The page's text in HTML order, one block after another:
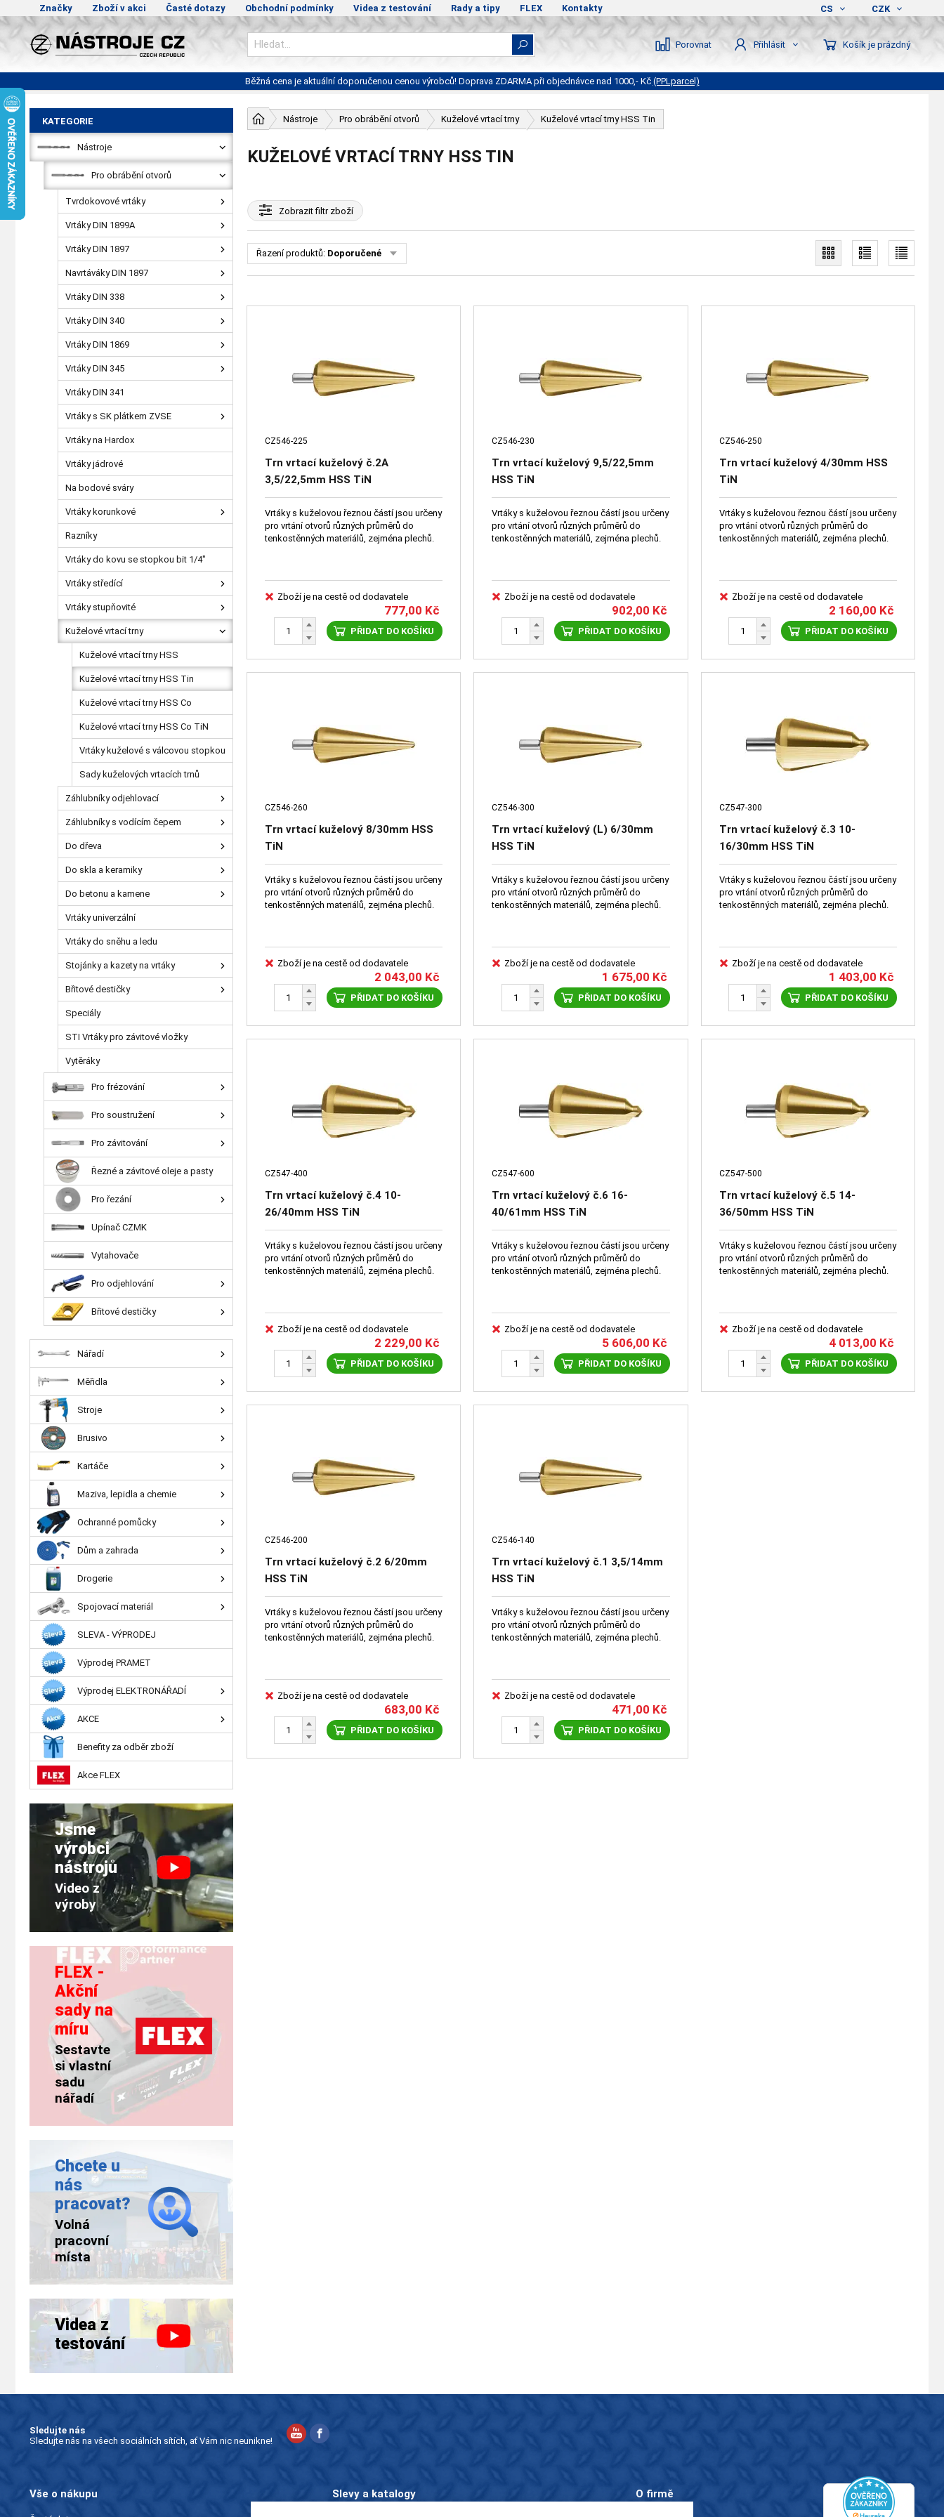
Značky Zboží v akci Časté dotazy Obchodní podmínky Videa z testování Rady a tipy FLEX Kontakty CS CZK
Porovnat Přihlásit Košík je prázdný
Běžná cena je aktuální doporučenou cenou výrobců! Doprava ZDARMA při objednávce nad 1000,- Kč (PPLparcel)
Nástroje Pro obrábění otvorů Kuželové vrtací trny Kuželové vrtací trny HSS Tin
KUŽELOVÉ VRTACÍ TRNY HSS TIN
Zobrazitfiltr zboží
Řazení produktů: Doporučené
CZ546-225
Trn vrtací kuželový č.2A
3,5/22,5mm HSS TiN
Vrtáky s kuželovou řeznou částí jsou určeny
pro vrtání otvorů různých průměrů do
tenkostěnných materiálů, zejména plechů.
Zboží je na cestě od dodavatele
777,00 Kč
PŘIDAT DO KOŠÍKU
CZ546-230
Trn vrtací kuželový 9,5/22,5mm
HSS TiN
Vrtáky s kuželovou řeznou částí jsou určeny
pro vrtání otvorů různých průměrů do
tenkostěnných materiálů, zejména plechů.
Zboží je na cestě od dodavatele
902,00 Kč
PŘIDAT DO KOŠÍKU
CZ546-250
Trn vrtací kuželový 4/30mm HSS
TiN
Vrtáky s kuželovou řeznou částí jsou určeny
pro vrtání otvorů různých průměrů do
tenkostěnných materiálů, zejména plechů.
Zboží je na cestě od dodavatele
2 160,00 Kč
PŘIDAT DO KOŠÍKU
CZ546-260
Trn vrtací kuželový 8/30mm HSS
TiN
Vrtáky s kuželovou řeznou částí jsou určeny
pro vrtání otvorů různých průměrů do
tenkostěnných materiálů, zejména plechů.
Zboží je na cestě od dodavatele
2 043,00 Kč
PŘIDAT DO KOŠÍKU
CZ546-300
Trn vrtací kuželový (L) 6/30mm
HSS TiN
Vrtáky s kuželovou řeznou částí jsou určeny
pro vrtání otvorů různých průměrů do
tenkostěnných materiálů, zejména plechů.
Zboží je na cestě od dodavatele
1 675,00 Kč
PŘIDAT DO KOŠÍKU
CZ547-300
Trn vrtací kuželový č.3 10-
16/30mm HSS TiN
Vrtáky s kuželovou řeznou částí jsou určeny
pro vrtání otvorů různých průměrů do
tenkostěnných materiálů, zejména plechů.
Zboží je na cestě od dodavatele
1 403,00 Kč
PŘIDAT DO KOŠÍKU
CZ547-400
Trn vrtací kuželový č.4 10-
26/40mm HSS TiN
Vrtáky s kuželovou řeznou částí jsou určeny
pro vrtání otvorů různých průměrů do
tenkostěnných materiálů, zejména plechů.
Zboží je na cestě od dodavatele
2 229,00 Kč
PŘIDAT DO KOŠÍKU
CZ547-600
Trn vrtací kuželový č.6 16-
40/61mm HSS TiN
Vrtáky s kuželovou řeznou částí jsou určeny
pro vrtání otvorů různých průměrů do
tenkostěnných materiálů, zejména plechů.
Zboží je na cestě od dodavatele
5 606,00 Kč
PŘIDAT DO KOŠÍKU
CZ547-500
Trn vrtací kuželový č.5 14-
36/50mm HSS TiN
Vrtáky s kuželovou řeznou částí jsou určeny
pro vrtání otvorů různých průměrů do
tenkostěnných materiálů, zejména plechů.
Zboží je na cestě od dodavatele
4 013,00 Kč
PŘIDAT DO KOŠÍKU
CZ546-200
Trn vrtací kuželový č.2 6/20mm
HSS TiN
Vrtáky s kuželovou řeznou částí jsou určeny
pro vrtání otvorů různých průměrů do
tenkostěnných materiálů, zejména plechů.
Zboží je na cestě od dodavatele
683,00 Kč
PŘIDAT DO KOŠÍKU
CZ546-140
Trn vrtací kuželový č.1 3,5/14mm
HSS TiN
Vrtáky s kuželovou řeznou částí jsou určeny
pro vrtání otvorů různých průměrů do
tenkostěnných materiálů, zejména plechů.
Zboží je na cestě od dodavatele
471,00 Kč
PŘIDAT DO KOŠÍKU
KATEGORIE
Nástroje
Pro obrábění otvorů
Tvrdokovové vrtáky
Vrtáky DIN 1899A
Vrtáky DIN 1897
Navrtáváky DIN 1897
Vrtáky DIN 338
Vrtáky DIN 340
Vrtáky DIN 1869
Vrtáky DIN 345
Vrtáky DIN 341
Vrtáky s SK plátkem ZVSE
Vrtáky na Hardox
Vrtáky jádrové
Na bodové sváry
Vrtáky korunkové
Razníky
Vrtáky do kovu se stopkou bit 1/4"
Vrtáky středící
Vrtáky stupňovité
Kuželové vrtací trny
Kuželové vrtací trny HSS
Kuželové vrtací trny HSS Tin
Kuželové vrtací trny HSS Co
Kuželové vrtací trny HSS Co TiN
Vrtáky kuželové s válcovou stopkou
Sady kuželových vrtacích trnů
Záhlubníky odjehlovací
Záhlubníky s vodícím čepem
Do dřeva
Do skla a keramiky
Do betonu a kamene
Vrtáky univerzální
Vrtáky do sněhu a ledu
Stojánky a kazety na vrtáky
Břitové destičky
Speciály
STI Vrtáky pro závitové vložky
Vytěráky
Pro frézování
Pro soustružení
Pro závitování
Řezné a závitové oleje a pasty
Pro řezání
Upínač CZMK
Vytahovače
Pro odjehlování
Břitové destičky
Nářadí
Měřidla
Stroje
Brusivo
Kartáče
Maziva, lepidla a chemie
Ochranné pomůcky
Dům a zahrada
Drogerie
Spojovací materiál
SLEVA - VÝPRODEJ
Výprodej PRAMET
Výprodej ELEKTRONÁŘADÍ
AKCE
Benefity za odběr zboží
Akce FLEX
Jsme
výrobci
nástrojů
Video z
výroby
FLEX -
Akční
sady na
míru
Sestavte
si vlastní
sadu
nářadí
Chcete u
nás
pracovat?
Volná
pracovní
místa
Videa z
testování
Sledujte nás
Sledujte nás na všech sociálních sítích, ať Vám nic neunikne!
Vše o nákupu Slevy a katalogy O firmě